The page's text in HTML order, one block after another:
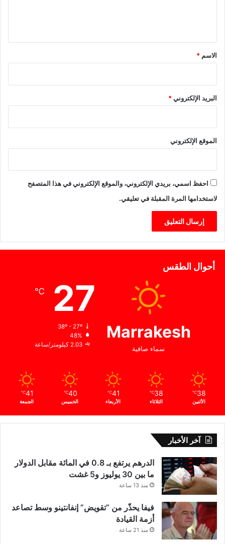
*
الاسم *
البريد الإلكتروني*
الموقع الإلكتروني
احفظ اسمي، بريدي الإلكتروني، والموقع الإلكتروني في هذا المتصفح
لاستخدامها المرة المقبلة في تعليقي.
أحوال الطقس
Marrakesh
سماء صافية
27
℃
38º - 27º
48%
2.03 كيلومتر/ساعة
38
℃
الأثنين
38
℃
الثلاثاء
41
℃
الأربعاء
40
℃
الخميس
41
℃
الجمعة
آخر الأخبار
الدرهم يرتفع بـ 0.8 في المائة مقابل الدولار
ما بين 30 يوليوز و5 غشت
منذ 13 ساعة
فيفا يحذّر من “تقويض” إنفانتينو وسط تصاعد
أزمة القيادة
منذ 21 ساعة